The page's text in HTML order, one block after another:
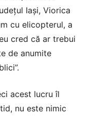
Iaşi, Viorica
cu elicopterul, a
cred că ar trebui
de anumite
acest lucru îl
nu este nimic